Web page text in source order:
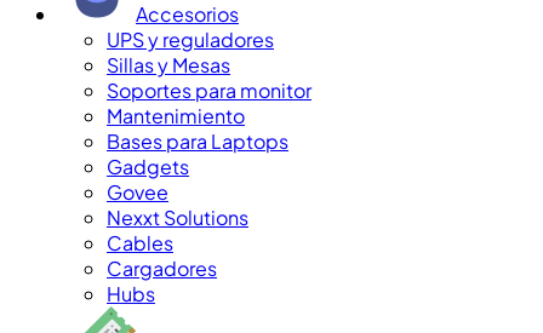
Accesorios
UPS y reguladores
Sillas y Mesas
Soportes para monitor
Mantenimiento
Bases para Laptops
Gadgets
Govee
Nexxt Solutions
Cables
Cargadores
Hubs